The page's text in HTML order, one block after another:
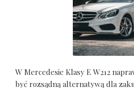
W Mercedesie Klasy E W212
być rozsądną alternatywą dla